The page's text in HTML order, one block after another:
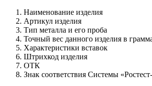
Наименование изделия
Артикул изделия
Тип металла и его проба
Точный вес данного изделия в
Характеристики вставок
Штрихкод изделия
ОТК
Знак соответствия Системы